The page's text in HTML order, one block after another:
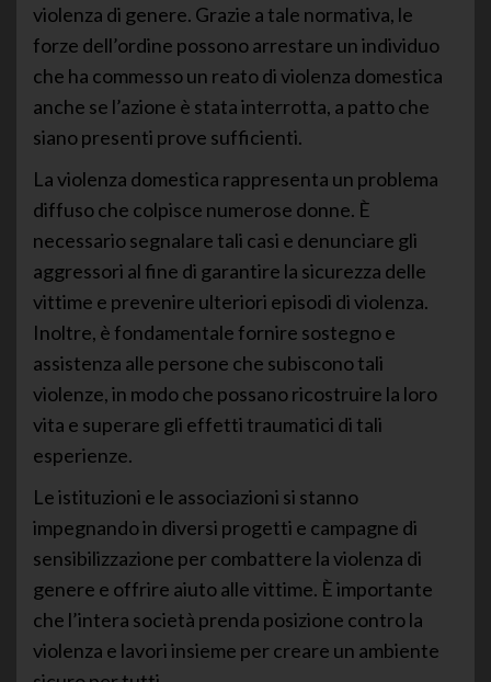
violenza di genere. Grazie a tale normativa, le
forze dell’ordine possono arrestare un individuo
che ha commesso un reato di violenza domestica
anche se l’azione è stata interrotta, a patto che
siano presenti prove sufficienti.
La violenza domestica rappresenta un problema
diffuso che colpisce numerose donne. È
necessario segnalare tali casi e denunciare gli
aggressori al fine di garantire la sicurezza delle
vittime e prevenire ulteriori episodi di violenza.
Inoltre, è fondamentale fornire sostegno e
assistenza alle persone che subiscono tali
violenze, in modo che possano ricostruire la loro
vita e superare gli effetti traumatici di tali
esperienze.
Le istituzioni e le associazioni si stanno
impegnando in diversi progetti e campagne di
sensibilizzazione per combattere la violenza di
genere e offrire aiuto alle vittime. È importante
che l’intera società prenda posizione contro la
violenza e lavori insieme per creare un ambiente